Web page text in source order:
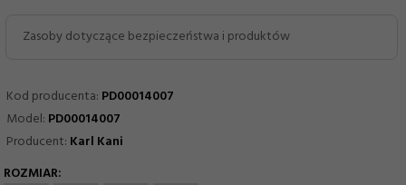
Zasoby dotyczące bezpieczeństwa i produktów
Kod producenta: PD00014007
Model: PD00014007
Producent: Karl Kani
ROZMIAR: